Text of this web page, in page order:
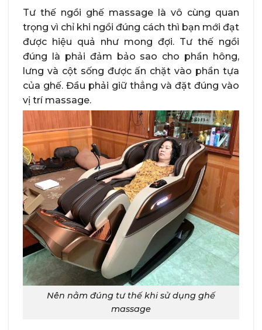
Tư thế ngồi ghế massage là vô cùng quan
trọng vì chỉ khi ngồi đúng cách thì bạn mới đạt
được hiệu quả như mong đợi. Tư thế ngồi
đúng là phải đảm bảo sao cho phần hông,
lưng và cột sống được ấn chặt vào phần tựa
của ghế. Đầu phải giữ thẳng và đặt đúng vào
vị trí massage.
Nên nằm đúng tư thế khi sử dụng ghế
massage